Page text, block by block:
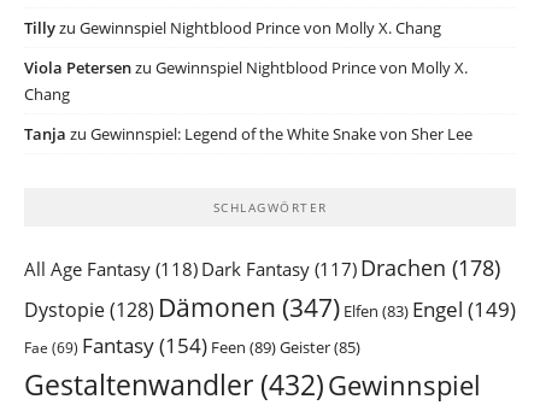
Tillyzu Gewinnspiel Nightblood Prince von Molly X. Chang
Viola Petersenzu Gewinnspiel Nightblood Prince von Molly X.
Chang
Tanja zu Gewinnspiel: Legend of the White Snake von Sher Lee
SCHLAGWÖRTER
All Age Fantasy (118) Dark Fantasy (117) Drachen (178)
Dystopie(128) Dämonen (347) Elfen (83) Engel (149)
Fae (69) Fantasy(154) Feen (89)Geister(85)
Gestaltenwandler (432)Gewinnspiel